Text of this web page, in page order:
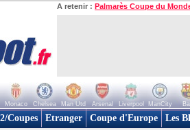
A retenir : Palmarès Coupe du
Monaco Chelsea Man Utd Arsenal Liverpool ManCity
Coupes Etranger Coupe d'Europe Les